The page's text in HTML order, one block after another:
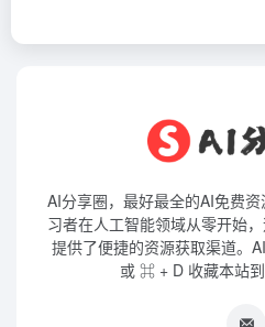
AI分享圈，最好最全的AI免费
习者在人工智能领域从零开始
提供了便捷的资源获取渠道。
或 ⌘ + D 收藏本站